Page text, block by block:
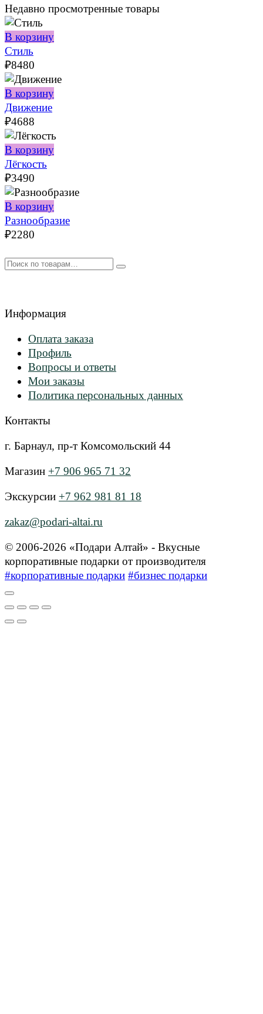
Недавно просмотренные товары
В корзину
Стиль
₽8480
В корзину
Движение
₽4688
В корзину
Лёгкость
₽3490
В корзину
Разнообразие
₽2280
Искать:
Информация
Оплата заказа
Профиль
Вопросы и ответы
Мои заказы
Политика персональных данных
Контакты
г. Барнаул, пр-т Комсомольский 44
Магазин +7 906 965 71 32
Экскурсии +7 962 981 81 18
zakaz@podari-altai.ru
© 2006-2026 «Подари Алтай» - Вкусные
корпоративные подарки от производителя
#корпоративные подарки #бизнес подарки